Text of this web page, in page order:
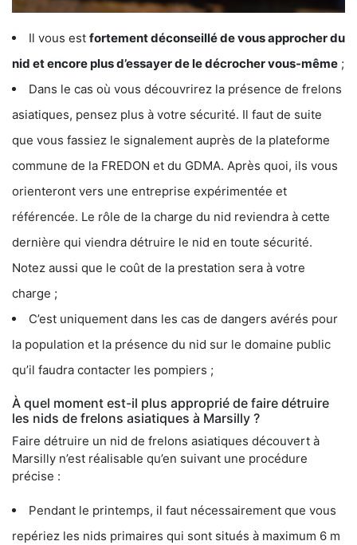
Il vous est fortement déconseillé de vous approcher du
nid et encore plus d’essayer de le décrocher vous-même ;
Dans le cas où vous découvrirez la présence de frelons
asiatiques, pensez plus à votre sécurité. Il faut de suite
que vous fassiez le signalement auprès de la plateforme
commune de la FREDON et du GDMA. Après quoi, ils vous
orienteront vers une entreprise expérimentée et
référencée. Le rôle de la charge du nid reviendra à cette
dernière qui viendra détruire le nid en toute sécurité.
Notez aussi que le coût de la prestation sera à votre
charge ;
C’est uniquement dans les cas de dangers avérés pour
la population et la présence du nid sur le domaine public
qu’il faudra contacter les pompiers ;
À quel moment est-il plus approprié de faire détruire
les nids de frelons asiatiques à Marsilly ?
Faire détruire un nid de frelons asiatiques découvert à
Marsilly n’est réalisable qu’en suivant une procédure
précise :
Pendant le printemps, il faut nécessairement que vous
repériez les nids primaires qui sont situés à maximum 6 m